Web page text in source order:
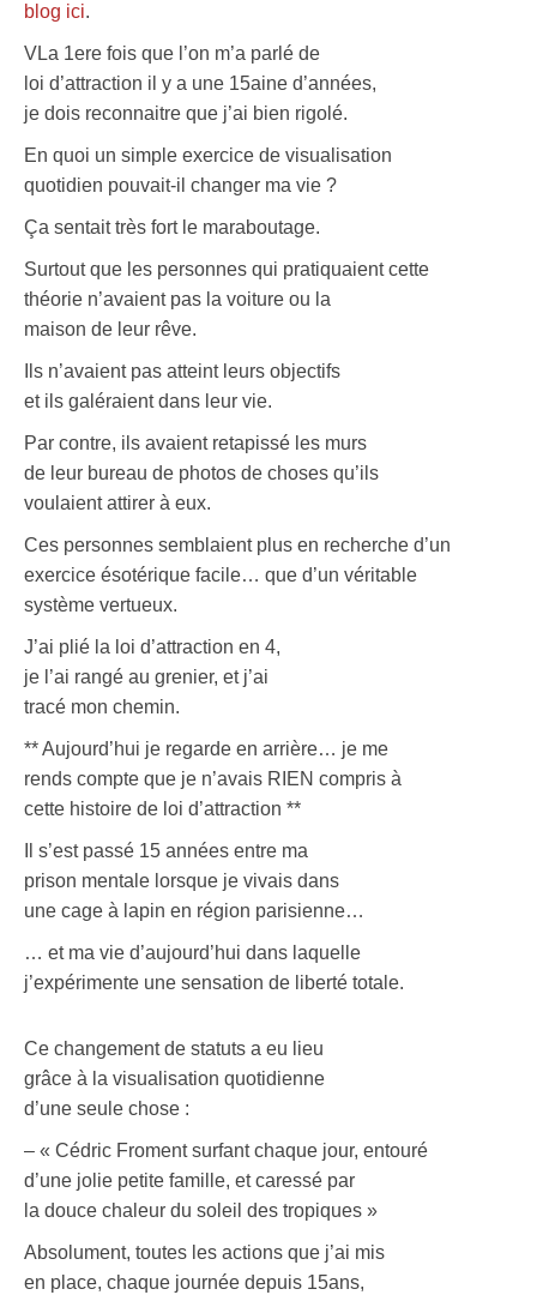
blog ici.
VLa 1ere fois que l’on m’a parlé de
loi d’attraction il y a une 15aine d’années,
je dois reconnaitre que j’ai bien rigolé.
En quoi un simple exercice de visualisation
quotidien pouvait-il changer ma vie ?
Ça sentait très fort le maraboutage.
Surtout que les personnes qui pratiquaient cette
théorie n’avaient pas la voiture ou la
maison de leur rêve.
Ils n’avaient pas atteint leurs objectifs
et ils galéraient dans leur vie.
Par contre, ils avaient retapissé les murs
de leur bureau de photos de choses qu’ils
voulaient attirer à eux.
Ces personnes semblaient plus en recherche d’un
exercice ésotérique facile… que d’un véritable
système vertueux.
J’ai plié la loi d’attraction en 4,
je l’ai rangé au grenier, et j’ai
tracé mon chemin.
** Aujourd’hui je regarde en arrière… je me
rends compte que je n’avais RIEN compris à
cette histoire de loi d’attraction **
Il s’est passé 15 années entre ma
prison mentale lorsque je vivais dans
une cage à lapin en région parisienne…
… et ma vie d’aujourd’hui dans laquelle
j’expérimente une sensation de liberté totale.
Ce changement de statuts a eu lieu
grâce à la visualisation quotidienne
d’une seule chose :
– « Cédric Froment surfant chaque jour, entouré
d’une jolie petite famille, et caressé par
la douce chaleur du soleil des tropiques »
Absolument, toutes les actions que j’ai mis
en place, chaque journée depuis 15ans,